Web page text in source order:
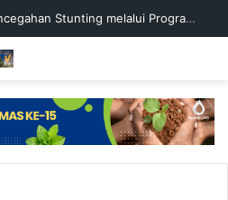
Badak LNG Perkuat Pencegahan Stunting melalui Program Akar Ranting